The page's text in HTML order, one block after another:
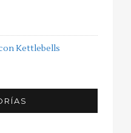
Kettlebells